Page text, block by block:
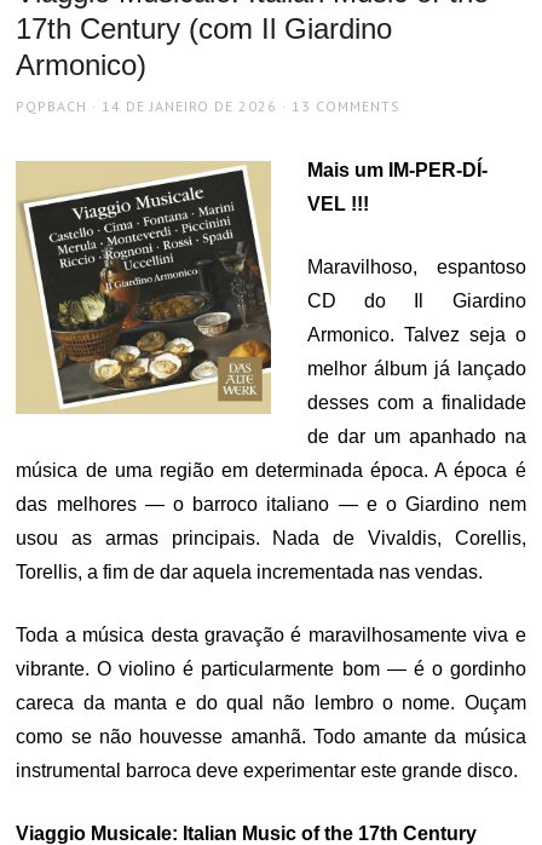
17th Century (com Il Giardino
Armonico)
AUTHOR
PQPBACH
POSTED
14 DE JANEIRO DE 2026 13 COMMENTS
Mais um IM-PER-DÍ-
VEL !!!
Maravilhoso, espantoso
CD do Il Giardino
Armonico. Talvez seja o
melhor álbum já lançado
desses com a finalidade
de dar um apanhado na
música de uma região em determinada época. A época é
das melhores — o barroco italiano — e o Giardino nem
usou as armas principais. Nada de Vivaldis, Corellis,
Torellis, a fim de dar aquela incrementada nas vendas.
Toda a música desta gravação é maravilhosamente viva e
vibrante. O violino é particularmente bom — é o gordinho
careca da manta e do qual não lembro o nome. Ouçam
como se não houvesse amanhã. Todo amante da música
instrumental barroca deve experimentar este grande disco.
Viaggio Musicale: Italian Music of the 17th Century